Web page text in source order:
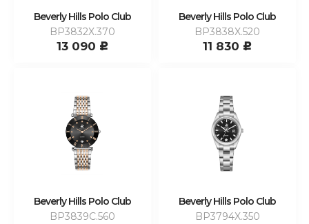
Beverly Hills Polo Club
BP3832X.370
13 090 c
Beverly Hills Polo Club
BP3838X.520
11 830 c
Beverly Hills Polo Club
BP3839C.560
Beverly Hills Polo Club
BP3794X.350